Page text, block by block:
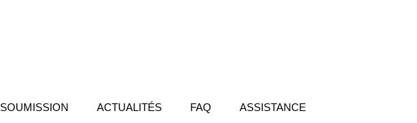
SOUMISSION ACTUALITÉS FAQ ASSISTANCE